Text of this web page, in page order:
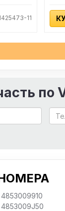
11
по
4853009910
4853009J50